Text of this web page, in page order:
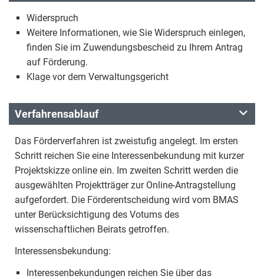
Widerspruch
Weitere Informationen, wie Sie Widerspruch einlegen,
finden Sie im Zuwendungsbescheid zu Ihrem Antrag
auf Förderung.
Klage vor dem Verwaltungsgericht
Verfahrensablauf
Das Förderverfahren ist zweistufig angelegt. Im ersten
Schritt reichen Sie eine Interessenbekundung mit kurzer
Projektskizze online ein. Im zweiten Schritt werden die
ausgewählten Projektträger zur Online-Antragstellung
aufgefordert. Die Förderentscheidung wird vom BMAS
unter Berücksichtigung des Votums des
wissenschaftlichen Beirats getroffen.
Interessensbekundung:
Interessenbekundungen reichen Sie über das